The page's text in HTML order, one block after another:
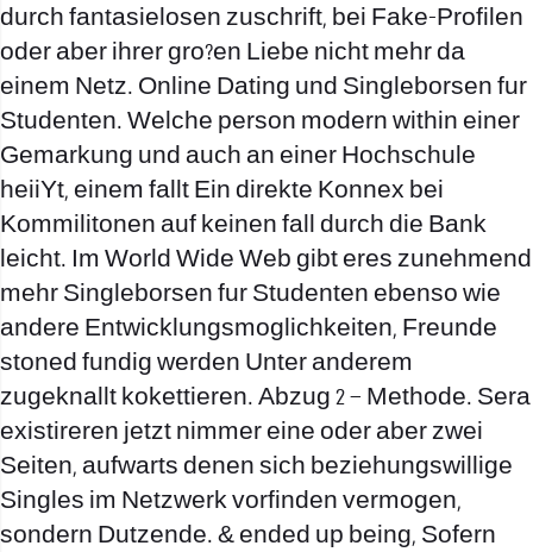
durch fantasielosen zuschrift, bei Fake-Profilen
oder aber ihrer gro?en Liebe nicht mehr da
einem Netz. Online Dating und Singleborsen fur
Studenten. Welche person modern within einer
Gemarkung und auch an einer Hochschule
heiiYt, einem fallt Ein direkte Konnex bei
Kommilitonen auf keinen fall durch die Bank
leicht. Im World Wide Web gibt eres zunehmend
mehr Singleborsen fur Studenten ebenso wie
andere Entwicklungsmoglichkeiten, Freunde
stoned fundig werden Unter anderem
zugeknallt kokettieren. Abzug 2 – Methode. Sera
existireren jetzt nimmer eine oder aber zwei
Seiten, aufwarts denen sich beziehungswillige
Singles im Netzwerk vorfinden vermogen,
sondern Dutzende. & ended up being, Sofern